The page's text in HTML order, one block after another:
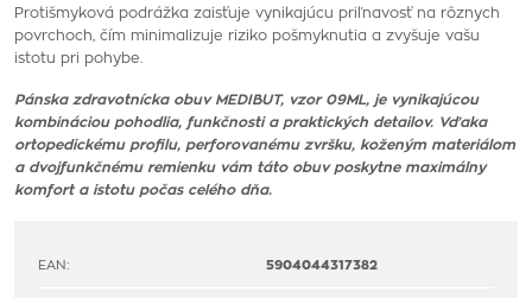
Protišmyková podrážka zaisťuje vynikajúcu priľnavosť na rôznych
povrchoch, čím minimalizuje riziko pošmyknutia a zvyšuje vašu
istotu pri pohybe.
Pánska zdravotnícka obuv MEDIBUT, vzor 09ML, je vynikajúcou
kombináciou pohodlia, funkčnosti a praktických detailov. Vďaka
ortopedickému profilu, perforovanému zvršku, koženým materiálom
a dvojfunkčnému remienku vám táto obuv poskytne maximálny
komfort a istotu počas celého dňa.
EAN: 5904044317382